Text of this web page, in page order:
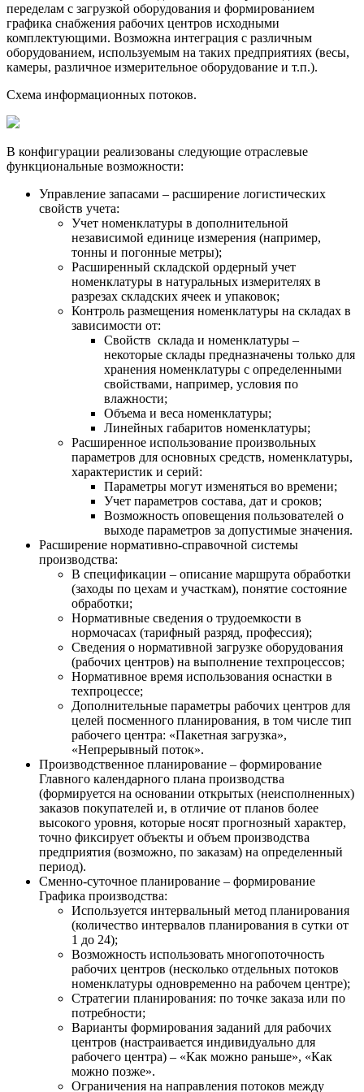
переделам с загрузкой оборудования и формированием
графика снабжения рабочих центров исходными
комплектующими. Возможна интеграция с различным
оборудованием, используемым на таких предприятиях (весы,
камеры, различное измерительное оборудование и т.п.).
Схема информационных потоков.
В конфигурации реализованы следующие отраслевые
функциональные возможности:
Управление запасами – расширение логистических
свойств учета:
Учет номенклатуры в дополнительной
независимой единице измерения (например,
тонны и погонные метры);
Расширенный складской ордерный учет
номенклатуры в натуральных измерителях в
разрезах складских ячеек и упаковок;
Контроль размещения номенклатуры на складах в
зависимости от:
Свойств склада и номенклатуры –
некоторые склады предназначены только для
хранения номенклатуры с определенными
свойствами, например, условия по
влажности;
Объема и веса номенклатуры;
Линейных габаритов номенклатуры;
Расширенное использование произвольных
параметров для основных средств, номенклатуры,
характеристик и серий:
Параметры могут изменяться во времени;
Учет параметров состава, дат и сроков;
Возможность оповещения пользователей о
выходе параметров за допустимые значения.
Расширение нормативно-справочной системы
производства:
В спецификации – описание маршрута обработки
(заходы по цехам и участкам), понятие состояние
обработки;
Нормативные сведения о трудоемкости в
нормочасах (тарифный разряд, профессия);
Сведения о нормативной загрузке оборудования
(рабочих центров) на выполнение техпроцессов;
Нормативное время использования оснастки в
техпроцессе;
Дополнительные параметры рабочих центров для
целей посменного планирования, в том числе тип
рабочего центра: «Пакетная загрузка»,
«Непрерывный поток».
Производственное планирование – формирование
Главного календарного плана производства
(формируется на основании открытых (неисполненных)
заказов покупателей и, в отличие от планов более
высокого уровня, которые носят прогнозный характер,
точно фиксирует объекты и объем производства
предприятия (возможно, по заказам) на определенный
период).
Сменно-суточное планирование – формирование
Графика производства:
Используется интервальный метод планирования
(количество интервалов планирования в сутки от
1 до 24);
Возможность использовать многопоточность
рабочих центров (несколько отдельных потоков
номенклатуры одновременно на рабочем центре);
Стратегии планирования: по точке заказа или по
потребности;
Варианты формирования заданий для рабочих
центров (настраивается индивидуально для
рабочего центра) – «Как можно раньше», «Как
можно позже».
Ограничения на направления потоков между